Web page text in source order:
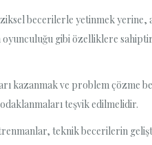
becerilerle yetinmek yerine,
gibi özelliklere
kazanmak ve problem çözme
teşvik edilmelidir.
teknik becerilerin